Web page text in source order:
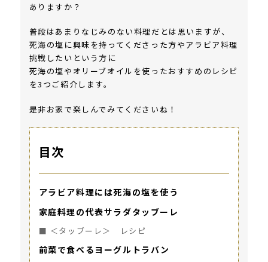
ありますか？
普段はあまりなじみのない料理だとは思いますが、
死海の塩に興味を持ってくださった方やアラビア料理
挑戦したいという方に
死海の塩やオリーブオイルを使ったおすすめのレシピ
を3つご紹介します。
是非お家で楽しんでみてくださいね！
目次
アラビア料理には死海の塩を使う
家庭料理の代表サラダタッブーレ
■ ＜タッブーレ＞ レシピ
前菜で食べるヨーグルトラバン